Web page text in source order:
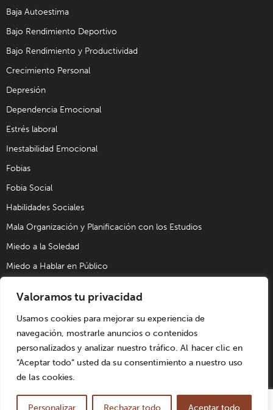
Valoramos tu privacidad
Usamos cookies para mejorar su experiencia de
navegación, mostrarle anuncios o contenidos
personalizados y analizar nuestro tráfico. Al hacer clic en
“Aceptar todo” usted da su consentimiento a nuestro uso
de las cookies.
Personalizar Rechazar todo Aceptar todo
Baja Autoestima
Bajo Rendimiento Deportivo
Bajo Rendimiento y Productividad
Crecimiento Personal
Depresión
Dependencia Emocional
Estrés laboral
Inestabilidad Emocional
Fobias
Fobia Social
Habilidades Sociales
Mala Organización y Planificación con los Estudios
Miedo a la Soledad
Miedo a Hablar en Público
Trastorno Obsesivo Compulsivo (TOC)
Trastornos de Alimentación
© UPAD Psicología y Coaching S.L. | Todos los derechos
reservados. Diseñado porWin Innovacion Aviso Legal|